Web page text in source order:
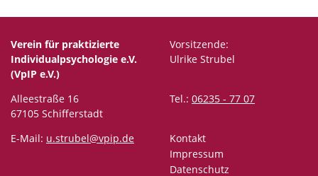
Verein für praktizierte
Individualpsychologie e.V.
(VpIP e.V.)
Vorsitzende:
Ulrike Strubel
Alleestraße 16
67105 Schifferstadt
Tel.: 06235 - 77 07
E-Mail: u.strubel@vpip.de
Kontakt
Impressum
Datenschutz